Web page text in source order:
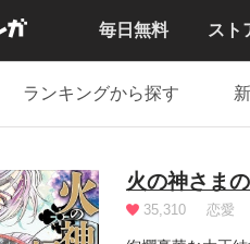
毎日無料 スト
ランキングから探す
火の神さま
35,310 恋愛